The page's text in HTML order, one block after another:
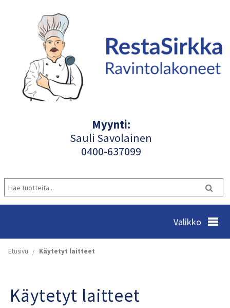
Myynti:
Sauli Savolainen
0400-637099
Valikko
Koneiden ja astioiden vuokraus
Etusivu Käytetyt laitteet
Käytetyt laitteet